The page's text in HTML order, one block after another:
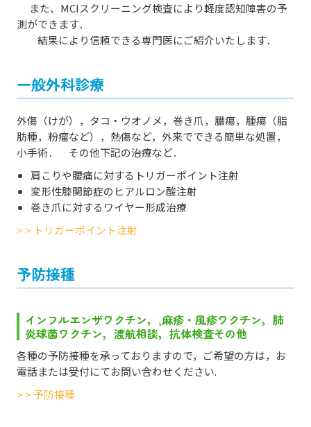
また、MCIスクリーニング検査により軽度認知障害の予
測ができます．
結果により信頼できる専門医にご紹介いたします．
一般外科診療
外傷（けが），タコ・ウオノメ，巻き爪，膿瘍，腫瘍（脂
肪種，粉瘤など），熱傷など，外来でできる簡単な処置，
小手術． その他下記の治療など．
肩こりや腰痛に対するトリガーポイント注射
変形性膝関節症のヒアルロン酸注射
巻き爪に対するワイヤー形成治療
> > トリガーポイント注射
予防接種
インフルエンザワクチン，,麻疹・風疹ワクチン，肺
炎球菌ワクチン，渡航相談，抗体検査その他
各種の予防接種を承っておりますので，ご希望の方は，お
電話または受付にてお問い合わせください.
> > 予防接種